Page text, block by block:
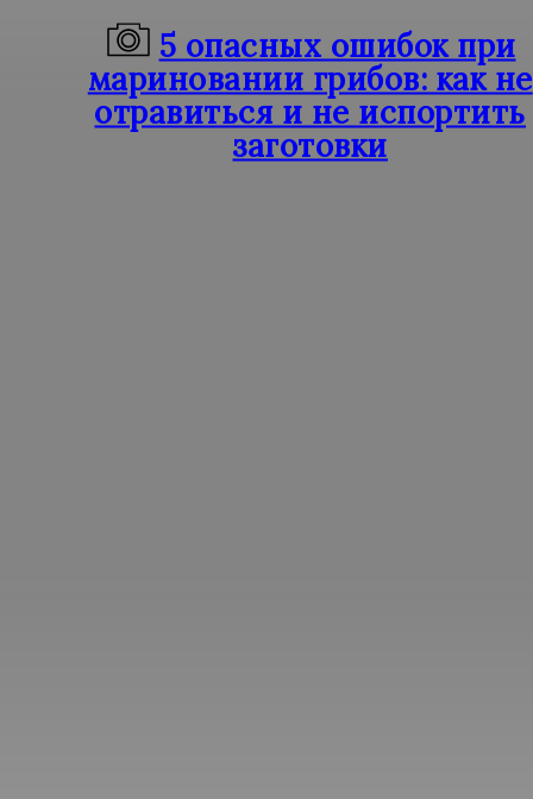
5 опасных ошибок при
мариновании грибов: как не
отравиться и не испортить
заготовки